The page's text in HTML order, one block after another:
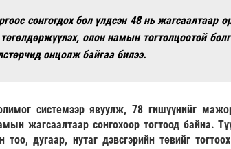
сонгогдох бол үлдсэн 48 нь жагсаалтаар
олон намын тогтолцоотой
онцолж байгаа билээ.
системээр явуулж, 78 гишүүнийг
жагсаалтаар сонгохоор тогтоод байна.
дугаар, нутаг дэвсгэрийн төвийг